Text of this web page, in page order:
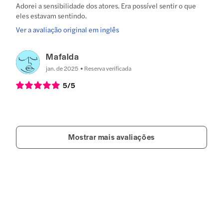
Adorei a sensibilidade dos atores. Era possível sentir o que
eles estavam sentindo.
Ver a avaliação original em inglês
Mafalda
jan. de 2025 Reserva verificada
5/5
Mostrar mais avaliações